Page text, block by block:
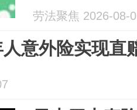
3万！
劳法聚焦 2026-08-
意外险实现直